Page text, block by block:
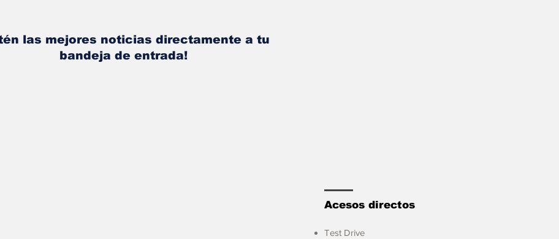
las mejores noticias directamente a tu
bandeja de entrada!
Acesos directos
Test Drive